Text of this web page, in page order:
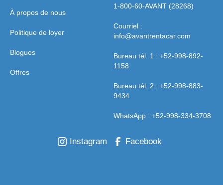
À propos de nous
Politique de loyer
Blogues
Offres
1-800-60-AVANT (28268)
Courriel :
info@avantrentacar.com
Bureau tél. 1 : +52-998-892-
1158
Bureau tél. 2 : +52-998-883-
9434
WhatsApp : +52-998-334-3708
Instagram Facebook